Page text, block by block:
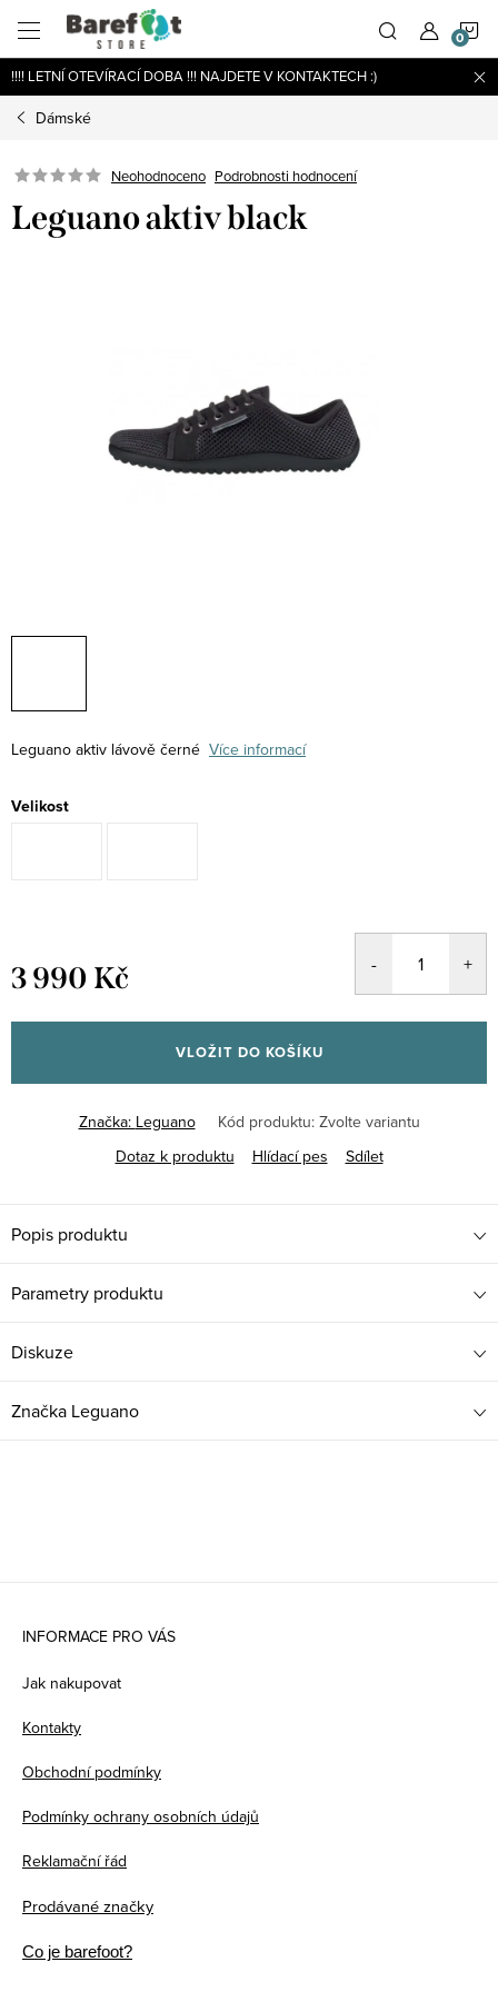
obsah
!!!! LETNÍ OTEVÍRACÍ DOBA !!! NAJDETE V KONTAKTECH :)
Dámské
Neohodnoceno Podrobnosti hodnocení
Leguano aktiv black
Leguano aktiv lávově černé Více informací
Velikost
3 990 Kč
cena:
VLOŽIT DO KOŠÍKU
Značka: Leguano Kód produktu: Zvolte variantu
Dotaz k produktu
Hlídací pes Sdílet
Popis produktu
Parametry produktu
Diskuze
Značka Leguano
INFORMACE PRO VÁS
Jak nakupovat
Kontakty
Obchodní podmínky
Podmínky ochrany osobních údajů
Reklamační řád
Prodávané značky
Co je barefoot?